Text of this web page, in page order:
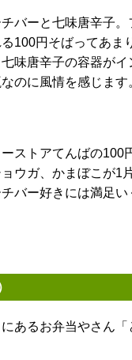
チバーと七味唐辛子
100円そばってあま
味唐辛子の容器がイ
のに風情を感じます
ストアてんばの100
ウガ、かまぼこが1
バー好きには満足
あるお弁当やさん「